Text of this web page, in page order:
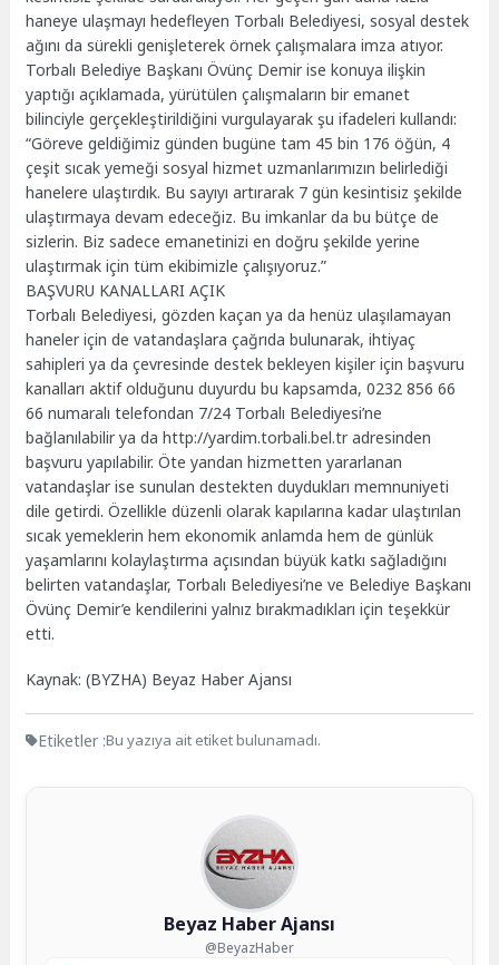
haneye ulaşmayı hedefleyen Torbalı Belediyesi, sosyal destek
ağını da sürekli genişleterek örnek çalışmalara imza atıyor.
Torbalı Belediye Başkanı Övünç Demir ise konuya ilişkin
yaptığı açıklamada, yürütülen çalışmaların bir emanet
bilinciyle gerçekleştirildiğini vurgulayarak şu ifadeleri kullandı:
“Göreve geldiğimiz günden bugüne tam 45 bin 176 öğün, 4
çeşit sıcak yemeği sosyal hizmet uzmanlarımızın belirlediği
hanelere ulaştırdık. Bu sayıyı artırarak 7 gün kesintisiz şekilde
ulaştırmaya devam edeceğiz. Bu imkanlar da bu bütçe de
sizlerin. Biz sadece emanetinizi en doğru şekilde yerine
ulaştırmak için tüm ekibimizle çalışıyoruz.”
BAŞVURU KANALLARI AÇIK
Torbalı Belediyesi, gözden kaçan ya da henüz ulaşılamayan
haneler için de vatandaşlara çağrıda bulunarak, ihtiyaç
sahipleri ya da çevresinde destek bekleyen kişiler için başvuru
kanalları aktif olduğunu duyurdu bu kapsamda, 0232 856 66
66 numaralı telefondan 7/24 Torbalı Belediyesi’ne
bağlanılabilir ya da http://yardim.torbali.bel.tr adresinden
başvuru yapılabilir. Öte yandan hizmetten yararlanan
vatandaşlar ise sunulan destekten duydukları memnuniyeti
dile getirdi. Özellikle düzenli olarak kapılarına kadar ulaştırılan
sıcak yemeklerin hem ekonomik anlamda hem de günlük
yaşamlarını kolaylaştırma açısından büyük katkı sağladığını
belirten vatandaşlar, Torbalı Belediyesi’ne ve Belediye Başkanı
Övünç Demir’e kendilerini yalnız bırakmadıkları için teşekkür
etti.
Kaynak: (BYZHA) Beyaz Haber Ajansı
Etiketler :Bu yazıya ait etiket bulunamadı.
Beyaz Haber Ajansı
@BeyazHaber